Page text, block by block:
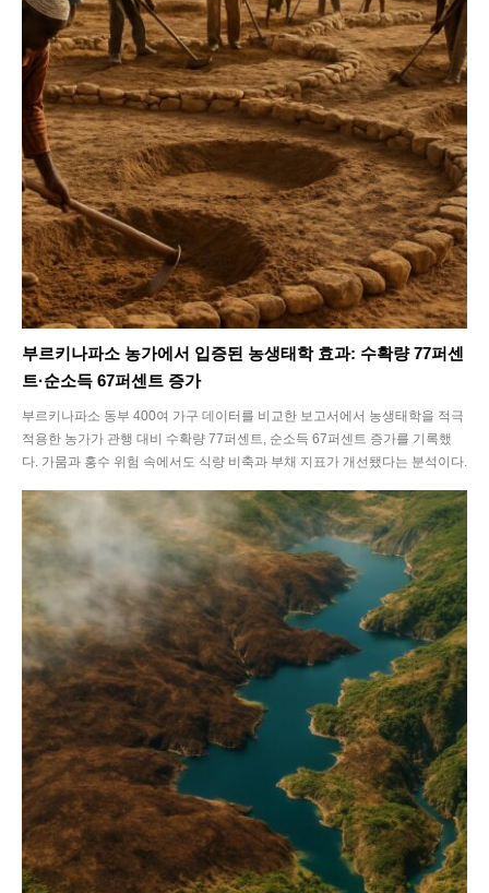
부르키나파소 농가에서 입증된 농생태학 효과: 수확량 77퍼센
트·순소득 67퍼센트 증가
부르키나파소 동부 400여 가구 데이터를 비교한 보고서에서 농생태학을 적극
적용한 농가가 관행 대비 수확량 77퍼센트, 순소득 67퍼센트 증가를 기록했
다. 가뭄과 홍수 위험 속에서도 식량 비축과 부채 지표가 개선됐다는 분석이다.